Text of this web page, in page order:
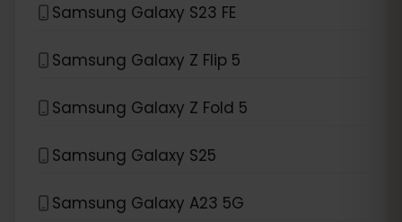
Samsung Galaxy S23 FE
Samsung Galaxy Z Flip 5
Samsung Galaxy Z Fold 5
Samsung Galaxy S25
Samsung Galaxy A23 5G